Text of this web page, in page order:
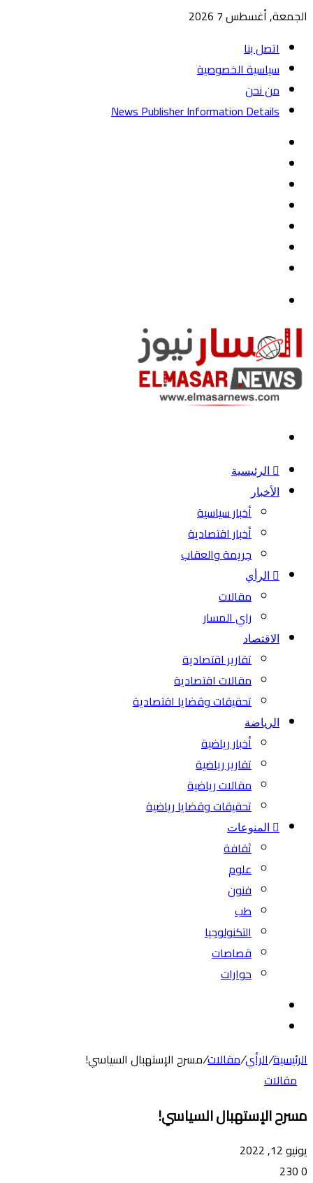
الجمعة, أغسطس 7 2026
اتصل بنا
سياسية الخصوصية
من نحن
News Publisher Information Details
الرئيسية
الأخبار
أخبار سياسية
أخبار اقتصادية
جريمة والعقاب
الرأي
مقالات
راي المسار
الاقتصاد
تقارير اقتصادية
مقالات اقتصادية
تحقيقات وقضايا اقتصادية
الرياضة
أخبار رياضية
تقارير رياضية
مقالات رياضية
تحقيقات وقضايا رياضية
المنوعات
ثقافة
علوم
فنون
طب
التكنولوجيا
قصاصات
حوارات
المظلم
الرئيسية/الرأي/مقالات/مسرح الإستهبال السياسي!
مقالات
مسرح الإستهبال السياسي!
يونيو 12, 2022
0